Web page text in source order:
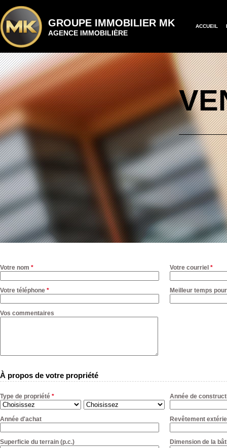
GROUPE IMMOBILIER MK
AGENCE IMMOBILIÈRE
ACCUEIL
Votre nom * Votre courriel *
Votre téléphone * Meilleur temps
Vos commentaires
À propos de votre propriété
Type de propriété * Année de
Année d'achat Revêtement
Superficie du terrain (p.c.) Dimension de la